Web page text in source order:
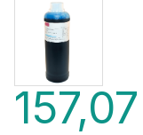
157,07